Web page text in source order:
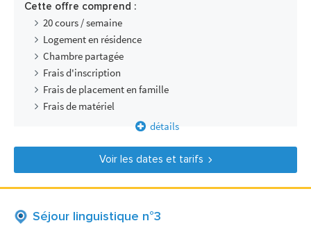
Cette offre comprend :
20 cours / semaine
Logement en résidence
Chambre partagée
Frais d'inscription
Frais de placement en famille
Frais de matériel
détails
Voir les dates et tarifs
Séjour linguistique n°3